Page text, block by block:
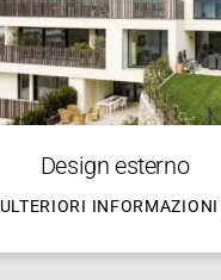
Design esterno
ULTERIORI INFORMAZIONI